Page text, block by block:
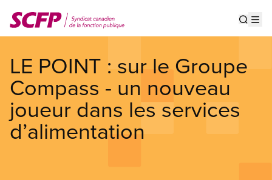
au
contenu
LE POINT : sur le Groupe
Compass - un nouveau
joueur dans les services
d’alimentation